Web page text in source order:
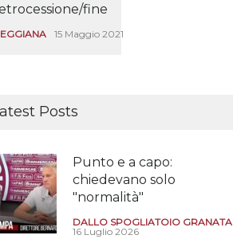
fine
15 Maggio 2021
Posts
Punto e a capo:
chiedevano solo
"normalità"
DALLO SPOGLIATOIO GRANATA
16 Luglio 2026